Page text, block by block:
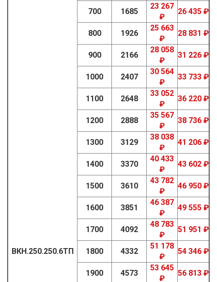
ВКН.250.250.6ТП
700 1685
23 267
₽
26 435 ₽
800 1926
25 663
₽
28 831 ₽
900 2166
28 058
₽
31 226 ₽
1000 2407
30 564
₽
33 733 ₽
1100 2648
33 052
₽
36 220 ₽
1200 2888
35 567
₽
38 736 ₽
1300 3129
38 038
₽
41 206 ₽
1400 3370
40 433
₽
43 602 ₽
1500 3610
43 782
₽
46 950 ₽
1600 3851
46 387
₽
49 555 ₽
1700 4092
48 783
₽
51 951 ₽
1800 4332
51 178
₽
54 346 ₽
1900 4573
53 645
₽
56 813 ₽